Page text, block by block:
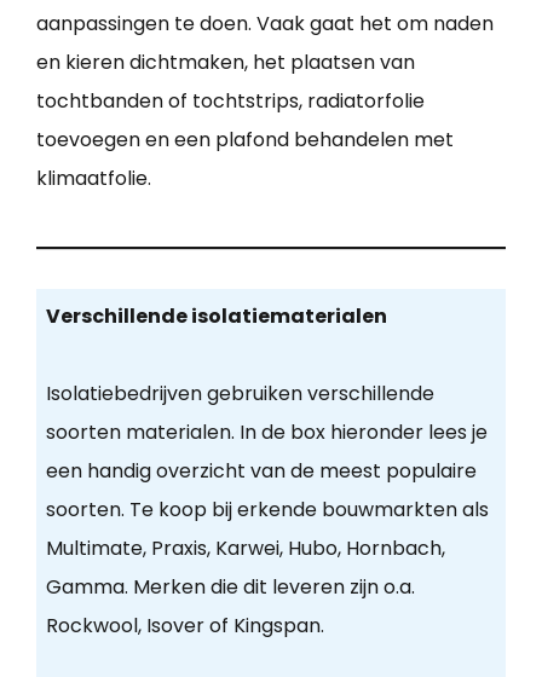
aanpassingen te doen. Vaak gaat het om naden
en kieren dichtmaken, het plaatsen van
tochtbanden of tochtstrips, radiatorfolie
toevoegen en een plafond behandelen met
klimaatfolie.
Verschillende isolatiematerialen
Isolatiebedrijven gebruiken verschillende
soorten materialen. In de box hieronder lees je
een handig overzicht van de meest populaire
soorten. Te koop bij erkende bouwmarkten als
Multimate, Praxis, Karwei, Hubo, Hornbach,
Gamma. Merken die dit leveren zijn o.a.
Rockwool, Isover of Kingspan.